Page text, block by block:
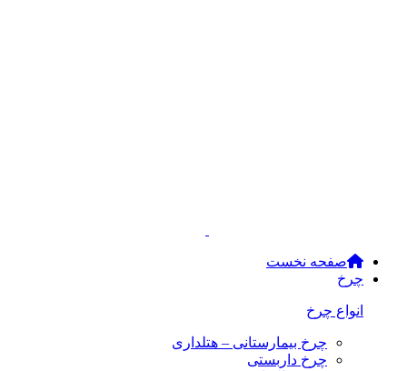
صفحه نخست
چرخ
انواع چرخ
چرخ بیمارستانی – هتلداری
چرخ داربستی